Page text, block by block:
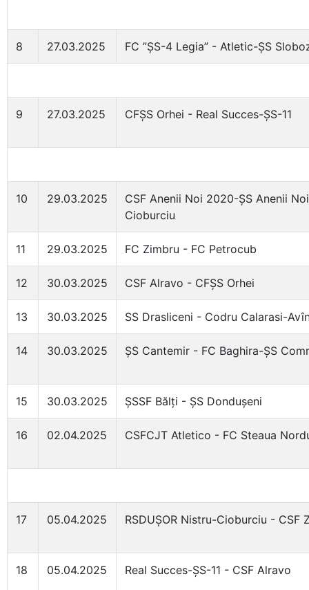
8 27.03.2025 FC ”ȘS-4 Legia” - Atletic-ȘS
9 27.03.2025 CFȘS Orhei - Real Succes-ȘS-11
10 29.03.2025
CSF Anenii Noi 2020-ȘS Anenii
Cioburciu
11 29.03.2025 FC Zimbru - FC Petrocub
12 30.03.2025 CSF Alravo - CFȘS Orhei
13 30.03.2025 SS Drasliceni - Codru Calarasi-
14 30.03.2025 ȘS Cantemir - FC Baghira-ȘS
15 30.03.2025 ȘSSF Bălți - ȘS Dondușeni
16 02.04.2025 CSFCJT Atletico - FC Steaua
17 05.04.2025 RSDUȘOR Nistru-Cioburciu - CSF
18 05.04.2025 Real Succes-ȘS-11 - CSF Alravo